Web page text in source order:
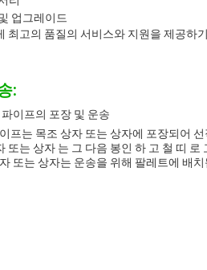
업그레이드
최고의 품질의 서비스와 지원을 제공하
:
이프의 포장 및 운송
프는 목조 상자 또는 상자에 포장되어
또는 상자 는 그 다음 봉인 하 고 철 띠
또는 상자는 운송을 위해 팔레트에 배치